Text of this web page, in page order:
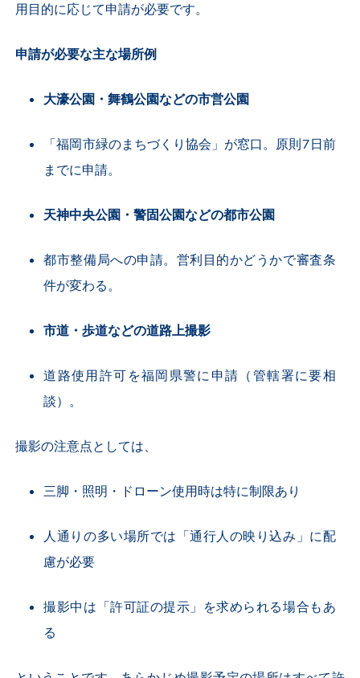
用目的に応じて申請が必要です。
申請が必要な主な場所例
大濠公園・舞鶴公園などの市営公園
「福岡市緑のまちづくり協会」が窓口。原則7日前
までに申請。
天神中央公園・警固公園などの都市公園
都市整備局への申請。営利目的かどうかで審査条
件が変わる。
市道・歩道などの道路上撮影
道路使用許可を福岡県警に申請（管轄署に要相
談）。
撮影の注意点としては、
三脚・照明・ドローン使用時は特に制限あり
人通りの多い場所では「通行人の映り込み」に配
慮が必要
撮影中は「許可証の提示」を求められる場合もあ
る